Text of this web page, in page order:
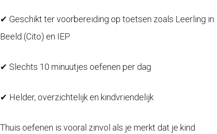
✔ Geschikt ter voorbereiding op toetsen zoals Leerling in
Beeld (Cito) en IEP
✔ Slechts 10 minuutjes oefenen per dag
✔ Helder, overzichtelijk en kindvriendelijk
Thuis oefenen is vooral zinvol als je merkt dat je kind